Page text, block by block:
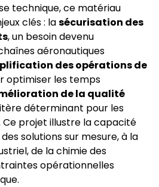
technique, ce matériau
clés : lasécurisation des
, un besoin devenu
aéronautiques
des opérations de
optimiser les temps
de la qualité
déterminant pour les
Ce projet illustre la capacité
solutions sur mesure, à la
de la chimie des
opérationnelles